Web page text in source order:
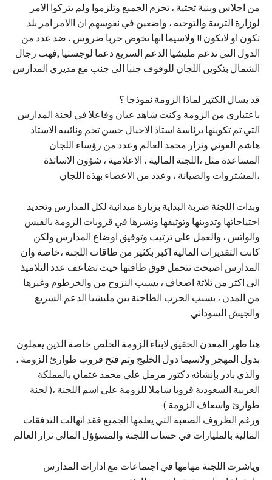
من اجلاس وبنية تحتية ، تحزم الجميع وتلزموا ولم يتركوا الامر
لوزارة التربية والتوجيه ، واضعين في نفوسهم ان االامر امر بلد
تكون او لاتكون !! ولاسيما انها تخوض حربا ضروس ، ضد عدد من
الدول التي تدعم مليشيا الدعم السريع دعما لوجستيا ,فهب رجال
الشمال بتكوين اللجان للوقوف جنبا الى جنب مع مديري المدارس
قد يسال الكثير لماذا الزومة نموذجا ؟
باعتباري من الزومة وكنت شاهد عيان وفاعلا في لجنة المدارس
التي تم تكوينها برئاسة استاذ الاجيال حسن تجم ونائبيه الاستاذ
هاشم العوني ونزار محمد العالم وعدد من رؤساء اللجان
المساعدة مثل ،اللجنة المالية ، الاعلامية ، شؤون الاساتذة
،المشتروات والصيانة ، وعدد من الاعضاء بهذه اللجان
وبدات اللجنة ضربة البداية بزيارة ميدانية لكل المدارس وتحديد
احتياجاتها وتدوينها وتوثيقها ونشرها في قروبات الزومة بالفيس
والواتس ، والعمل على ترتيب وتوفيق اوضاع المدارس ولكن
كانت التقديرات المالية اكبر بكثير من طاقات اللجنة ،خاصة وان
المدارس اصبحت تتحمل فوق طاقتها حيث تضاعف عدد التلاميذ
الى اكثر من ثلاثة اضعاف ، بسبب النزوح من والخرطوم وغيرها
من المدن ، بسبب الحرب الطاحنة بين مليشيا الدعم السريع
والجيش السوداني
هنا ظهر المعدن الحقيق لابناء الزومة الخلص خاصة الذين يعملون
بدول المهجر ولاسيما دول الخليج وتم فتح قروب طوارئ الزومة ،
والذي بادر بإنشائه دكتور مزمل علي محمد عثمان بالمملكة
العربية السعودية قروبا شاملا للزومة على اسم اللجنة ،( لجنة
طوارئ واسعاف الزومة )
ورغم الظروف الصعبة التي يعلمها الجميع فقد انهالت التدفقات
المالية بالمليارات في حساب اللجنة والمسؤؤل المالي نزار العالم
وياشرت اللجنة مهامها في اجتماعات مع ادارات المدارس